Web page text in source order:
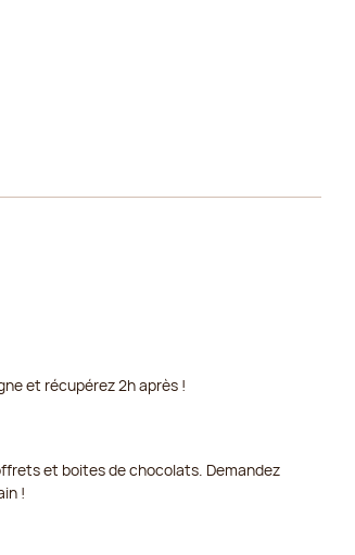
et récupérez 2h après !
et boites de chocolats. Demandez
!